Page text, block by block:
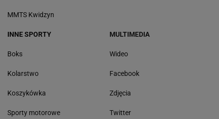
MMTS Kwidzyn
INNE SPORTY
Boks
Kolarstwo
Koszykówka
Sporty motorowe
MULTIMEDIA
Wideo
Facebook
Zdjęcia
Twitter